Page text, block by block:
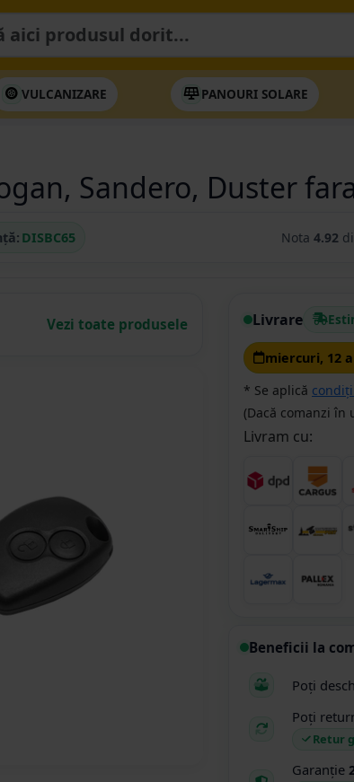
VULCANIZARE PANOURI SOLARE
Sandero, Duster
DISBC65 Nota 4.92
Vezi toate produsele Livrare
miercuri, 12
* Se aplică
(Dacă comanzi în
Livram cu:
Beneficii la
Poți
Poți
Retur
Garanție